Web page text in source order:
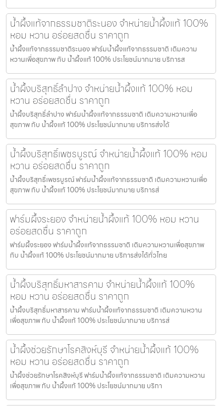
น้ำผึ้งแท้จากธรรมชาติระนอง จำหน่ายน้ำผึ้งแท้ 100%
หอม หวาน อร่อยสดชื่น ราคาถูก
น้ำผึ้งแท้จากธรรมชาติระนอง ฟาร์มน้ำผึ้งแท้จากธรรมชาติ เติมความ
หวานเพื่อสุขภาพ กับ น้ำผึ้งแท้ 100% ประโยชน์มากมาย บริการส
น้ำผึ้งบริสุทธิ์ลำปาง จำหน่ายน้ำผึ้งแท้ 100% หอม
หวาน อร่อยสดชื่น ราคาถูก
น้ำผึ้งบริสุทธิ์ลำปาง ฟาร์มน้ำผึ้งแท้จากธรรมชาติ เติมความหวานเพื่อ
สุขภาพ กับ น้ำผึ้งแท้ 100% ประโยชน์มากมาย บริการส่งได้
น้ำผึ้งบริสุทธิ์เพชรบูรณ์ จำหน่ายน้ำผึ้งแท้ 100% หอม
หวาน อร่อยสดชื่น ราคาถูก
น้ำผึ้งบริสุทธิ์เพชรบูรณ์ ฟาร์มน้ำผึ้งแท้จากธรรมชาติ เติมความหวานเพื่อ
สุขภาพ กับ น้ำผึ้งแท้ 100% ประโยชน์มากมาย บริการส่
ฟาร์มผึ้งระยอง จำหน่ายน้ำผึ้งแท้ 100% หอม หวาน
อร่อยสดชื่น ราคาถูก
ฟาร์มผึ้งระยอง ฟาร์มน้ำผึ้งแท้จากธรรมชาติ เติมความหวานเพื่อสุขภาพ
กับ น้ำผึ้งแท้ 100% ประโยชน์มากมาย บริการส่งได้ทั่วไทย
น้ำผึ้งบริสุทธิ์มหาสารคาม จำหน่ายน้ำผึ้งแท้ 100%
หอม หวาน อร่อยสดชื่น ราคาถูก
น้ำผึ้งบริสุทธิ์มหาสารคาม ฟาร์มน้ำผึ้งแท้จากธรรมชาติ เติมความหวาน
เพื่อสุขภาพ กับ น้ำผึ้งแท้ 100% ประโยชน์มากมาย บริการส่
น้ำผึ้งช่วยรักษาโรคสิงห์บุรี จำหน่ายน้ำผึ้งแท้ 100%
หอม หวาน อร่อยสดชื่น ราคาถูก
น้ำผึ้งช่วยรักษาโรคสิงห์บุรี ฟาร์มน้ำผึ้งแท้จากธรรมชาติ เติมความหวาน
เพื่อสุขภาพ กับ น้ำผึ้งแท้ 100% ประโยชน์มากมาย บริกา